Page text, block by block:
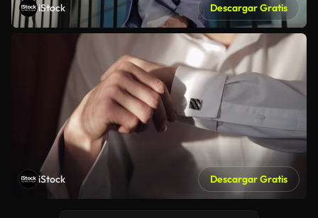
iStock Descargar Gratis
iStock Descargar Gratis